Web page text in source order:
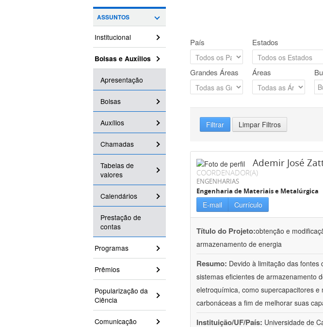
ASSUNTOS
Institucional
Bolsas e Auxílios
Apresentação
Bolsas
Auxílios
Chamadas
Tabelas de
valores
Calendários
Prestação de
contas
Programas
Prêmios
Popularização da
Ciência
Comunicação
País Estados
Grandes Áreas Áreas
Filtrar Limpar Filtros
Ademir José
COORDENADOR(A)
ENGENHARIAS
Engenharia de Materiais e Metalúrgica
E-mail Currículo
Título do Projeto:obtenção e
armazenamento de energia
Resumo: Devido à limitação das
sistemas eficientes de armazenamento
eletroquímica, como supercapacitores
carbonáceas a fim de melhorar suas
Instituição/UF/País: Universidade de